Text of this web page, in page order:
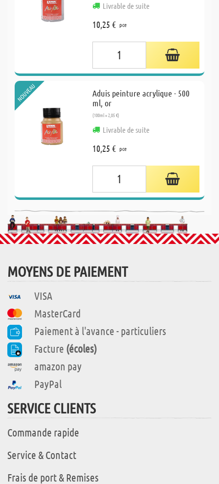
Livrable de suite
10,25 € pce
Aduis peinture acrylique - 500
ml, or
(100ml = 2,05 €)
Livrable de suite
10,25 € pce
NOUVEAU
MOYENS DE PAIEMENT
VISA
MasterCard
Paiement à l'avance - particuliers
Facture (écoles)
amazon pay
PayPal
SERVICE CLIENTS
Commande rapide
Service & Contact
Frais de port & Remises